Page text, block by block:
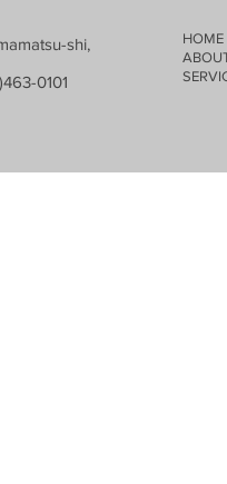
shi,
0101
HOME